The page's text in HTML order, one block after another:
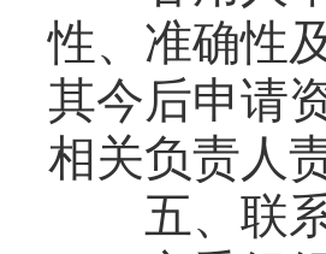
性、准确性
其今后申请
相关负责人
五、联系